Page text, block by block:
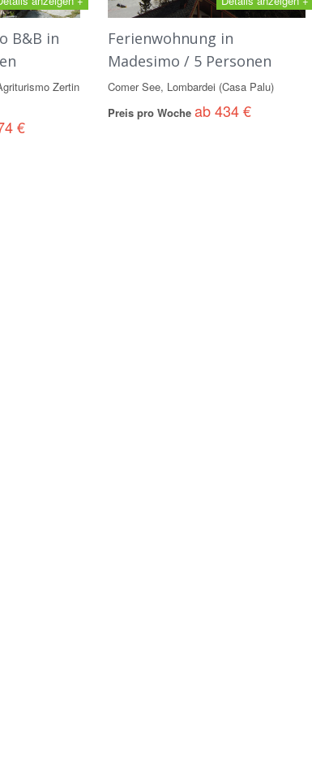
B&B in
Zertin
€
Ferienwohnung in
Madesimo / 5 Personen
Comer See, Lombardei (Casa Palu)
Preis pro Woche ab 434 €